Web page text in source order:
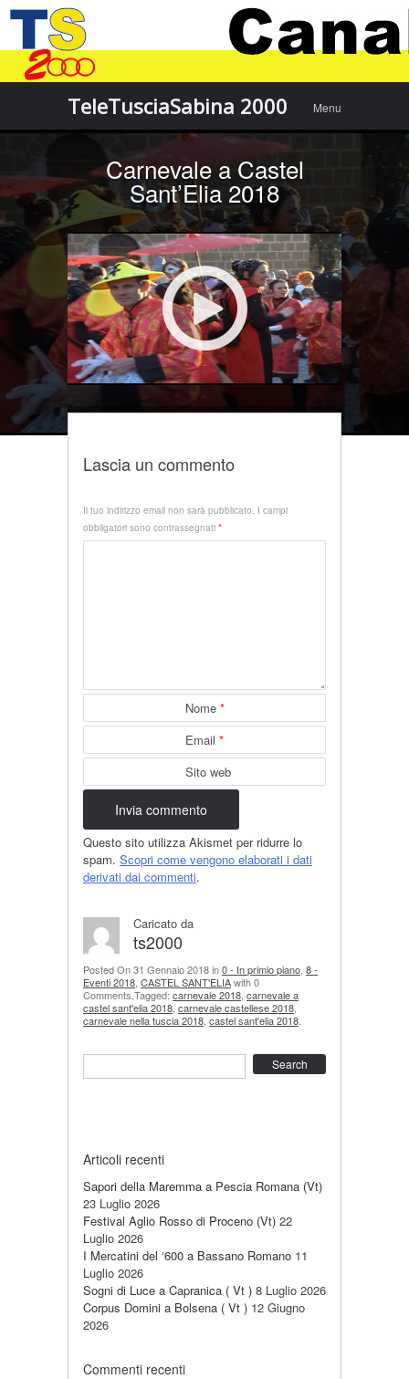
TeleTusciaSabina 2000
content
Menu
Carnevale a Castel
Sant’Elia 2018
Lascia un commento
Il tuo indirizzo email non sarà pubblicato. I campi
obbligatori sono contrassegnati *
Nome *
Email *
Sito web
Questo sito utilizza Akismet per ridurre lo
spam. Scopri come vengono elaborati i dati
derivati dai commenti.
Caricato da
ts2000
Posted On 31 Gennaio 2018 in0 - In primio piano 8 -
Eventi 2018 CASTEL SANT'ELIAwith 0
Comments.Tagged: carnevale 2018 carnevale a
castel sant'elia 2018 carnevale castellese 2018
carnevale nella tuscia 2018 castel sant'elia 2018
Articoli recenti
Sapori della Maremma a Pescia Romana (Vt)
23 Luglio 2026
Festival Aglio Rosso di Proceno (Vt) 22
Luglio 2026
I Mercatini del ‘600 a Bassano Romano 11
Luglio 2026
Sogni di Luce a Capranica ( Vt ) 8 Luglio 2026
Corpus Domini a Bolsena ( Vt ) 12 Giugno
2026
Commenti recenti